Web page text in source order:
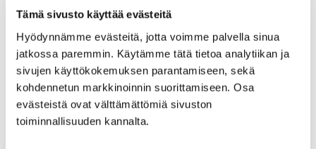
Tämä sivusto käyttää evästeitä
Hyödynnämme evästeitä, jotta voimme palvella sinua
jatkossa paremmin. Käytämme tätä tietoa analytiikan ja
sivujen käyttökokemuksen parantamiseen, sekä
kohdennetun markkinoinnin suorittamiseen. Osa
evästeistä ovat välttämättömiä sivuston
toiminnallisuuden kannalta.